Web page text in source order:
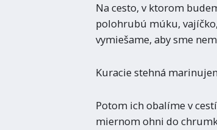
Na cesto, v ktorom
polohrubú múku,
vymiešame, aby sme
Kuracie stehná
Potom ich obalíme v
miernom ohni do